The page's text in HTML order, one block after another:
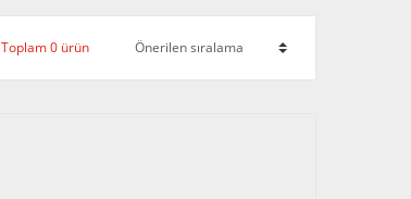
Toplam 0 ürün